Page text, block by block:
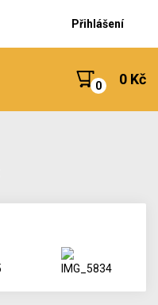
Přihlášení
0 Kč